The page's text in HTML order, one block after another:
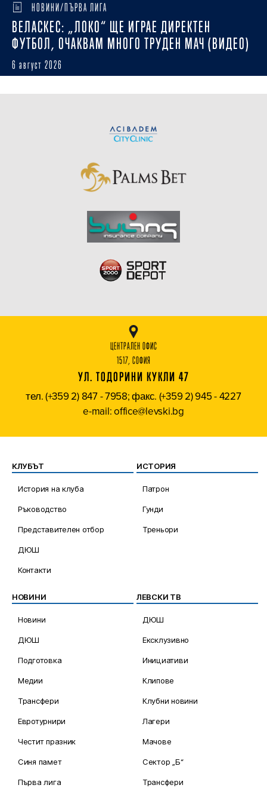
НОВИНИ/ПЪРВА ЛИГА
ВЕЛАСКЕС: „ЛОКО“ ЩЕ ИГРАЕ ДИРЕКТЕН
ФУТБОЛ, ОЧАКВАМ МНОГО ТРУДЕН МАЧ (ВИДЕО)
6 август 2026
ЦЕНТРАЛЕН ОФИС
1517, СОФИЯ
УЛ. ТОДОРИНИ КУКЛИ 47
тел. (+359 2) 847 - 7958; факс. (+359 2) 945 - 4227
e-mail: office@levski.bg
КЛУБЪТ
История на клуба
Ръководство
Представителен отбор
ДЮШ
Контакти
ИСТОРИЯ
Патрон
Гунди
Треньори
НОВИНИ
Новини
ДЮШ
Подготовка
Медии
Трансфери
Евротурнири
Честит празник
Синя памет
Първа лига
ЛЕВСКИ ТВ
ДЮШ
Ексклузивно
Инициативи
Клипове
Клубни новини
Лагери
Мачове
Сектор „Б“
Трансфери